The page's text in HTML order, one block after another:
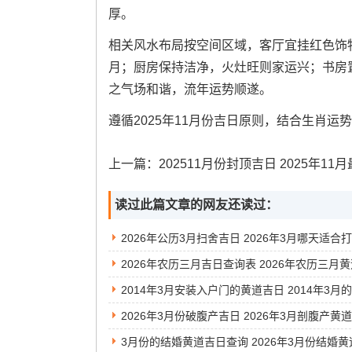
厚。
相关风水布局按空间区域，客厅宜挂红色
月；厨房保持洁净，火灶旺则家运兴；书
之气场和谐，流年运势顺遂。
遵循2025年11月份吉日原则，结合生肖运
上一篇： 202511月份封顶吉日 2025年11月最佳施工开
读过此篇文章的网友还读过：
2026年公历3月扫舍吉日 2026年3月哪天适合
2026年3月份破腹产吉日 2026年3月剖腹产黄